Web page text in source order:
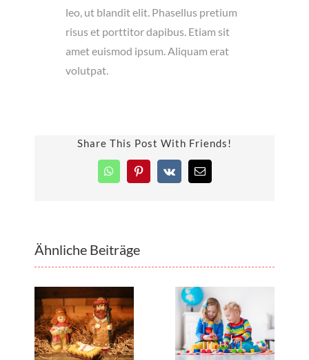
leo, ut blandit elit. Phasellus pretium
risus et porttitor dapibus. Etiam sit
amet euismod ipsum. Aliquam erat
volutpat.
Share This Post With Friends!
WhatsAppPinterest
Vk
E-
Mail
Ähnliche Beiträge